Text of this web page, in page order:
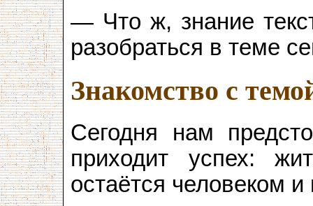
— Что ж, знание
разобраться в теме
Знакомство с
Сегодня нам
приходит успех:
остаётся человеком